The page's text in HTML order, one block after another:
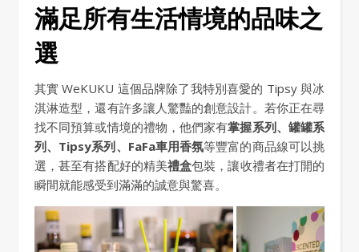
滿足所有生活情境的品味之
選
其實 WeKUKU 這個品牌除了我特別喜愛的 Tipsy 與冰
淇淋造型，還有許多讓人驚豔的創意設計。若你正在尋
找不同預算或情境的禮物，他們家有掌握系列、罐罐系
列、Tipsy系列、FaFa車用香氛等豐富的商品線可以挑
選，甚至有搭配好的精美禮盒包裝，讓收禮者在打開的
瞬間就能感受到滿滿的誠意與驚喜。